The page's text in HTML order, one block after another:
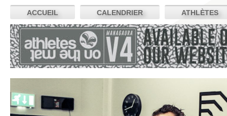
ACCUEIL CALENDRIER ATHLÈTES